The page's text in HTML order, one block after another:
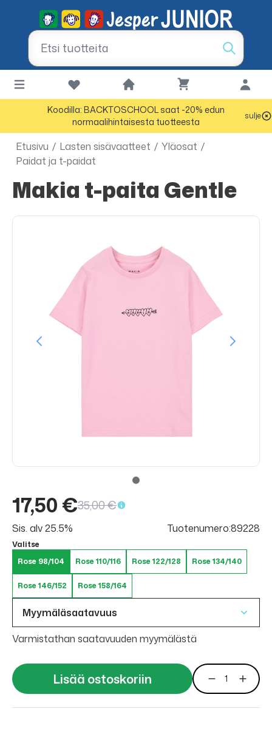
Koodilla: BACKTOSCHOOL saat -20% edun
normaalihintaisesta tuotteesta
sulje
Etusivu / Lasten sisävaatteet / Yläosat /
Paidat ja t-paidat
Makia t-paita Gentle
17,50 €35,00 €
Sis. alv 25.5% Tuotenumero:89228
Valitse
Rose 98/104
Rose 110/116 Rose 122/128 Rose 134/140
Rose 146/152 Rose 158/164
Myymäläsaatavuus
Varmistathan saatavuuden myymälästä
Lisää ostoskoriin